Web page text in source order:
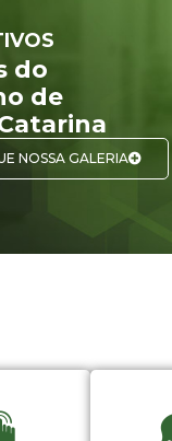
do
de
NOSSA GALERIA